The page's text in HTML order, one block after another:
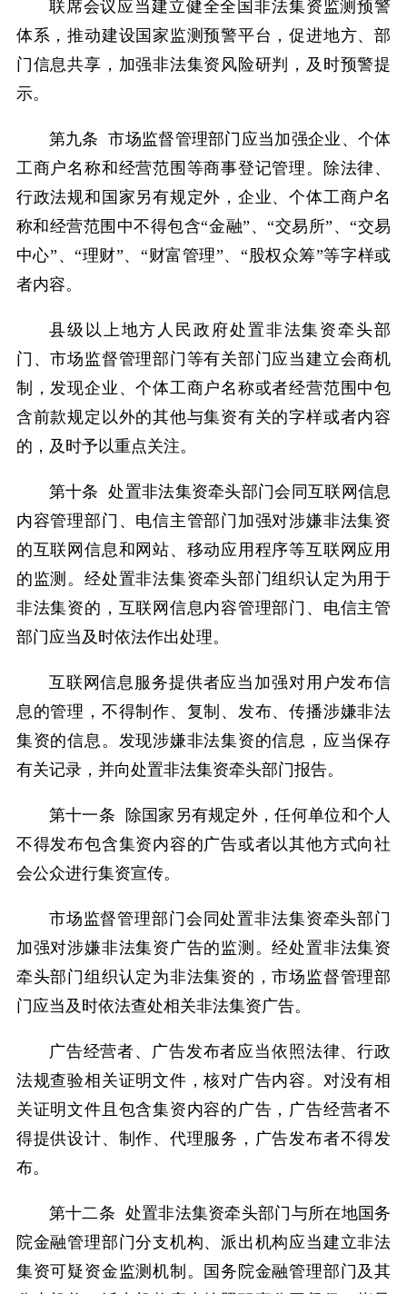
联席会议应当建立健全全国非法集资监测预警
体系，推动建设国家监测预警平台，促进地方、部
门信息共享，加强非法集资风险研判，及时预警提
示。
第九条 市场监督管理部门应当加强企业、个体
工商户名称和经营范围等商事登记管理。除法律、
行政法规和国家另有规定外，企业、个体工商户名
称和经营范围中不得包含“金融”、“交易所”、“交易
中心”、“理财”、“财富管理”、“股权众筹”等字样或
者内容。
县级以上地方人民政府处置非法集资牵头部
门、市场监督管理部门等有关部门应当建立会商机
制，发现企业、个体工商户名称或者经营范围中包
含前款规定以外的其他与集资有关的字样或者内容
的，及时予以重点关注。
第十条 处置非法集资牵头部门会同互联网信息
内容管理部门、电信主管部门加强对涉嫌非法集资
的互联网信息和网站、移动应用程序等互联网应用
的监测。经处置非法集资牵头部门组织认定为用于
非法集资的，互联网信息内容管理部门、电信主管
部门应当及时依法作出处理。
互联网信息服务提供者应当加强对用户发布信
息的管理，不得制作、复制、发布、传播涉嫌非法
集资的信息。发现涉嫌非法集资的信息，应当保存
有关记录，并向处置非法集资牵头部门报告。
第十一条 除国家另有规定外，任何单位和个人
不得发布包含集资内容的广告或者以其他方式向社
会公众进行集资宣传。
市场监督管理部门会同处置非法集资牵头部门
加强对涉嫌非法集资广告的监测。经处置非法集资
牵头部门组织认定为非法集资的，市场监督管理部
门应当及时依法查处相关非法集资广告。
广告经营者、广告发布者应当依照法律、行政
法规查验相关证明文件，核对广告内容。对没有相
关证明文件且包含集资内容的广告，广告经营者不
得提供设计、制作、代理服务，广告发布者不得发
布。
第十二条 处置非法集资牵头部门与所在地国务
院金融管理部门分支机构、派出机构应当建立非法
集资可疑资金监测机制。国务院金融管理部门及其